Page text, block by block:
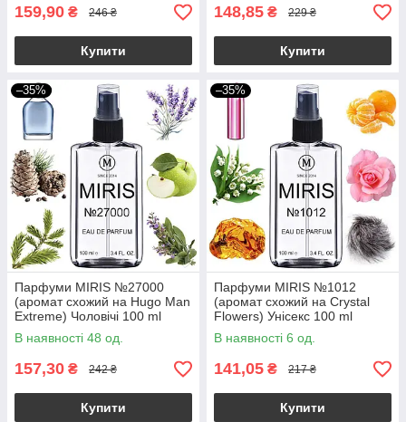
159,90 ₴ 246 ₴
Купити
148,85 ₴ 229 ₴
Купити
–35%
Парфуми MIRIS №27000
(аромат схожий на Hugo Man
Extreme) Чоловічі 100 ml
В наявності 48 од.
157,30 ₴ 242 ₴
Купити
–35%
Парфуми MIRIS №1012
(аромат схожий на Crystal
Flowers) Унісекс 100 ml
В наявності 6 од.
141,05 ₴ 217 ₴
Купити